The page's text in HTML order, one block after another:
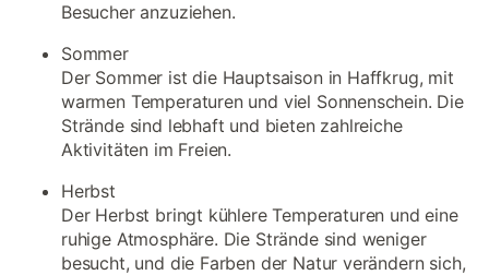
Besucher anzuziehen.
Sommer
Der Sommer ist die Hauptsaison in Haffkrug, mit
warmen Temperaturen und viel Sonnenschein. Die
Strände sind lebhaft und bieten zahlreiche
Aktivitäten im Freien.
Herbst
Der Herbst bringt kühlere Temperaturen und eine
ruhige Atmosphäre. Die Strände sind weniger
besucht, und die Farben der Natur verändern sich,